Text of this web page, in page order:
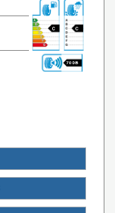
C C
70 DB